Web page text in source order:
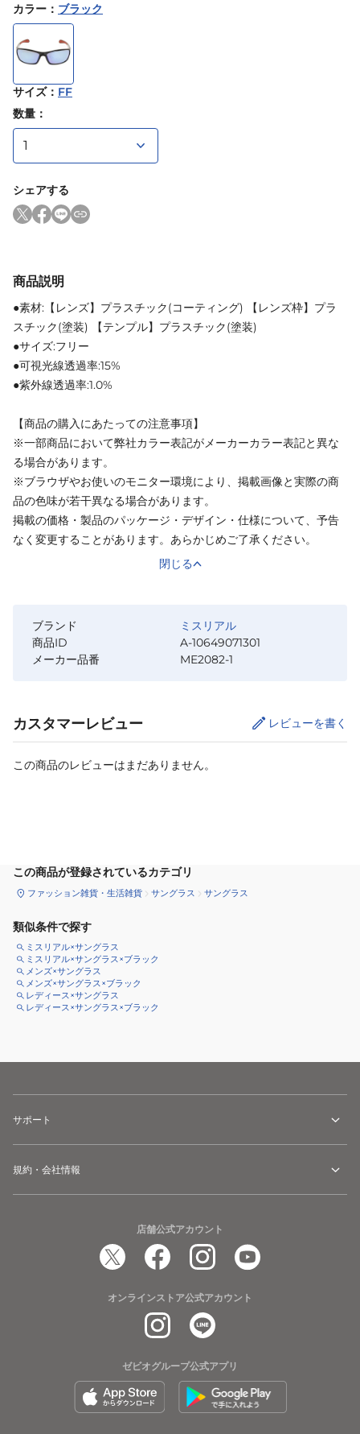
カラー ： ブラック
サイズ： FF
数量：
シェアする
商品説明
●素材:【レンズ】プラスチック(コーティング) 【レンズ枠】プラ
スチック(塗装) 【テンプル】プラスチック(塗装)
●サイズ:フリー
●可視光線透過率:15%
●紫外線透過率:1.0%
【商品の購入にあたっての注意事項】
※一部商品において弊社カラー表記がメーカーカラー表記と異な
る場合があります。
※ブラウザやお使いのモニター環境により、掲載画像と実際の商
品の色味が若干異なる場合があります。
掲載の価格・製品のパッケージ・デザイン・仕様について、予告
なく変更することがあります。あらかじめご了承ください。
閉じる
ブランド
ミスリアル
商品ID
A-10649071301
メーカー品番
ME2082-1
カスタマーレビュー レビューを書く
この商品のレビューはまだありません。
この商品が登録されているカテゴリ
ファッション雑貨・生活雑貨 サングラス サングラス
類似条件で探す
ミスリアル×サングラス
ミスリアル×サングラス×ブラック
メンズ×サングラス
メンズ×サングラス×ブラック
レディース×サングラス
レディース×サングラス×ブラック
サポート
規約・会社情報
店舗公式アカウント
オンラインストア公式アカウント
ゼビオグループ公式アプリ